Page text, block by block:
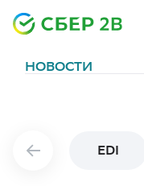
НОВОСТИ
EDI